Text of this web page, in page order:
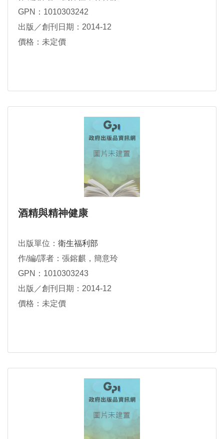
GPN：1010303242
出版／創刊日期：2014-12
價格：未定價
酒精與精神健康
出版單位： 衛生福利部
作/編/譯者：張鎔麒，簡意玲
GPN：1010303243
出版／創刊日期：2014-12
價格：未定價